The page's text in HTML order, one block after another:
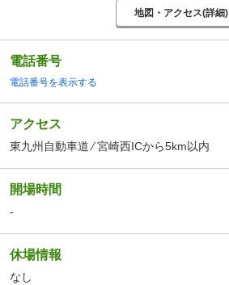
地図・アクセス(詳細)
電話番号
電話番号を表示する
アクセス
東九州自動車道 ⁄ 宮崎西ICから5km以内
開場時間
-
休場情報
なし